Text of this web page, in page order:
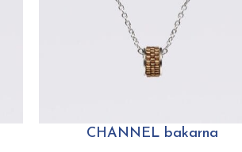
CHANNEL bakarna